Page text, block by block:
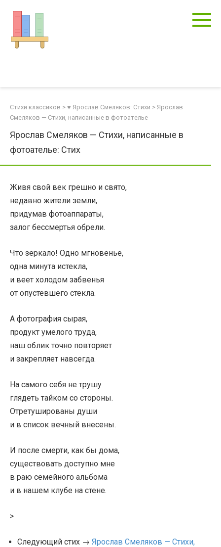
контенту
Стихи классиков > ♥ Ярослав Смеляков: Стихи > Ярослав
Смеляков — Стихи, написанные в фотоателье
Ярослав Смеляков — Стихи, написанные в
фотоателье: Стих
Живя свой век грешно и свято,
недавно жители земли,
придумав фотоаппараты,
залог бессмертья обрели.
Что зеркало! Одно мгновенье,
одна минута истекла,
и веет холодом забвенья
от опустевшего стекла.
А фотография сырая,
продукт умелого труда,
наш облик точно повторяет
и закрепляет навсегда.
На самого себя не трушу
глядеть тайком со стороны.
Отретушированы души
и в список вечный внесены.
И после смерти, как бы дома,
существовать доступно мне
в раю семейного альбома
и в нашем клубе на стене.
>
Следующий стих → Ярослав Смеляков — Стихи,